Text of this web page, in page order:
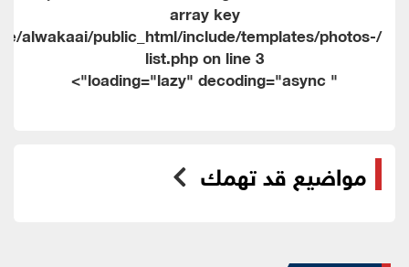
alwakaai/public_html/include/templates/photos-
list.php on line3
" loading="lazy" decoding="async">
مواضيع قد تهمك